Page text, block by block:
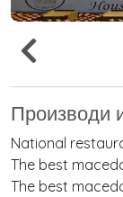
Производи
National
The best
The best